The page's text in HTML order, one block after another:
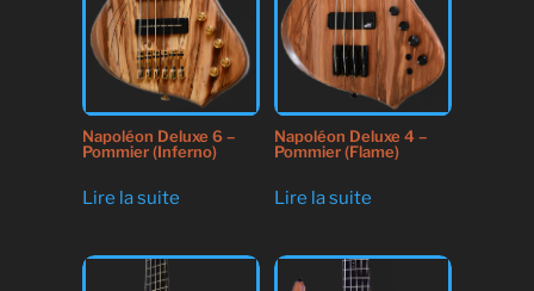
Napoléon Deluxe 6 –
Pommier (Inferno)
Lire la suite
Napoléon Deluxe 4 –
Pommier (Flame)
Lire la suite